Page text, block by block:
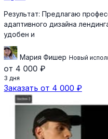
Результат: Предлагаю
адаптивного дизайна
удобен и
Мария Фишер Новый
от 4 000 ₽
3 дня
Заказать от 4 000 ₽